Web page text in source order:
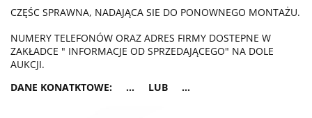
CZĘŚC SPRAWNA, NADAJĄCA SIE DO PONOWNEGO MONTAŻU.
NUMERY TELEFONÓW ORAZ ADRES FIRMY DOSTEPNE W
ZAKŁADCE " INFORMACJE OD SPRZEDAJĄCEGO" NA DOLE
AUKCJI.
DANE KONATKTOWE: ... LUB ...